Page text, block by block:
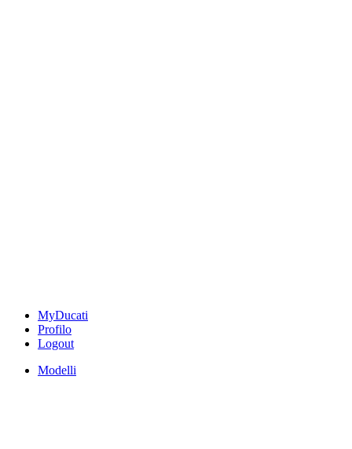
MyDucati
Profilo
Logout
Modelli